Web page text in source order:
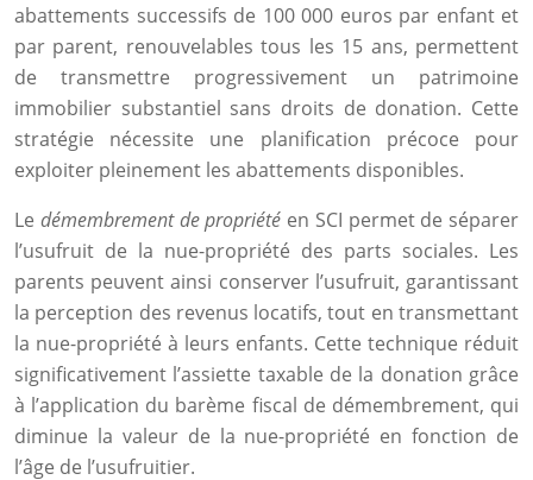
abattements successifs de 100 000 euros par enfant et
par parent, renouvelables tous les 15 ans, permettent
de transmettre progressivement un patrimoine
immobilier substantiel sans droits de donation. Cette
stratégie nécessite une planification précoce pour
exploiter pleinement les abattements disponibles.
Le démembrement de propriété en SCI permet de séparer
l’usufruit de la nue-propriété des parts sociales. Les
parents peuvent ainsi conserver l’usufruit, garantissant
la perception des revenus locatifs, tout en transmettant
la nue-propriété à leurs enfants. Cette technique réduit
significativement l’assiette taxable de la donation grâce
à l’application du barème fiscal de démembrement, qui
diminue la valeur de la nue-propriété en fonction de
l’âge de l’usufruitier.